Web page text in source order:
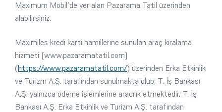
Maximum Mobil’de yer alan Pazarama Tatil üzerinden
alabilirsiniz.
Maximiles kredi kartı hamillerine sunulan araç kiralama
hizmeti [www.pazaramatatil.com]
(https://www.pazaramatatil.com/) üzerinden Erka Etkinlik
ve Turizm A.Ş. tarafından sunulmakta olup, T. İş Bankası
A.Ş. yalnızca ödeme işlemlerine aracılık etmektedir. T. İş
Bankası A.Ş. Erka Etkinlik ve Turizm A.Ş. tarafından